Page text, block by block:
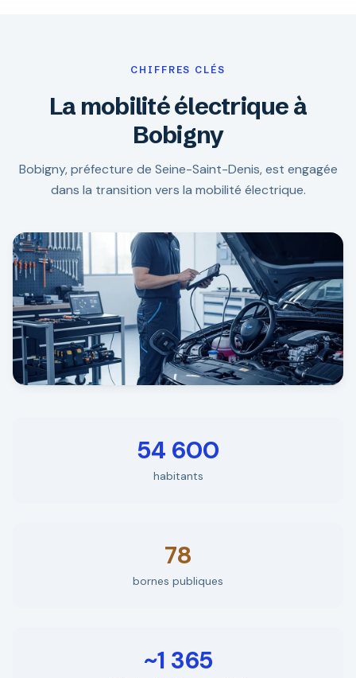
CHIFFRES CLÉS
La mobilité électrique à
Bobigny
Bobigny, préfecture de Seine-Saint-Denis, est engagée
dans la transition vers la mobilité électrique.
54 600
habitants
78
bornes publiques
~1 365